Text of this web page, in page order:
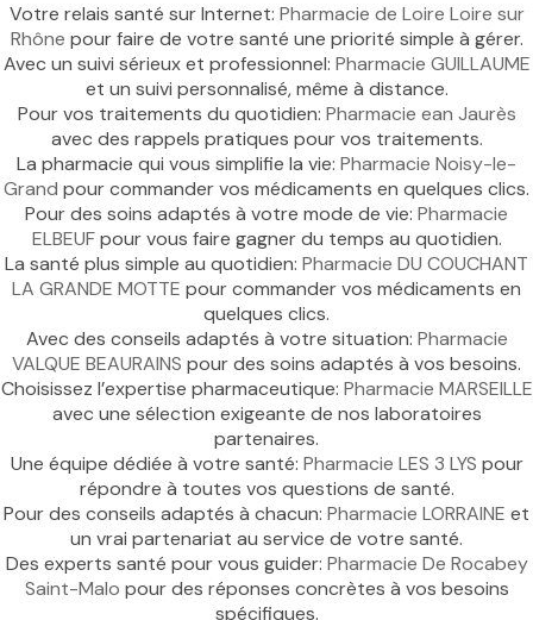
Votre relais santé sur Internet: Pharmacie de Loire Loire sur
Rhône pour faire de votre santé une priorité simple à gérer.
Avec un suivi sérieux et professionnel: Pharmacie GUILLAUME
et un suivi personnalisé, même à distance.
Pour vos traitements du quotidien: Pharmacie ean Jaurès
avec des rappels pratiques pour vos traitements.
La pharmacie qui vous simplifie la vie: Pharmacie Noisy-le-
Grand pour commander vos médicaments en quelques clics.
Pour des soins adaptés à votre mode de vie: Pharmacie
ELBEUFpour vous faire gagner du temps au quotidien.
La santé plus simple au quotidien: Pharmacie DU COUCHANT
LA GRANDE MOTTE pour commander vos médicaments en
quelques clics.
Avec des conseils adaptés à votre situation: Pharmacie
VALQUE BEAURAINS pour des soins adaptés à vos besoins.
Choisissez l’expertise pharmaceutique: Pharmacie MARSEILLE
avec une sélection exigeante de nos laboratoires
partenaires.
Une équipe dédiée à votre santé: Pharmacie LES 3 LYS pour
répondre à toutes vos questions de santé.
Pour des conseils adaptés à chacun: Pharmacie LORRAINE et
un vrai partenariat au service de votre santé.
Des experts santé pour vous guider: Pharmacie De Rocabey
Saint-Malo pour des réponses concrètes à vos besoins
spécifiques.